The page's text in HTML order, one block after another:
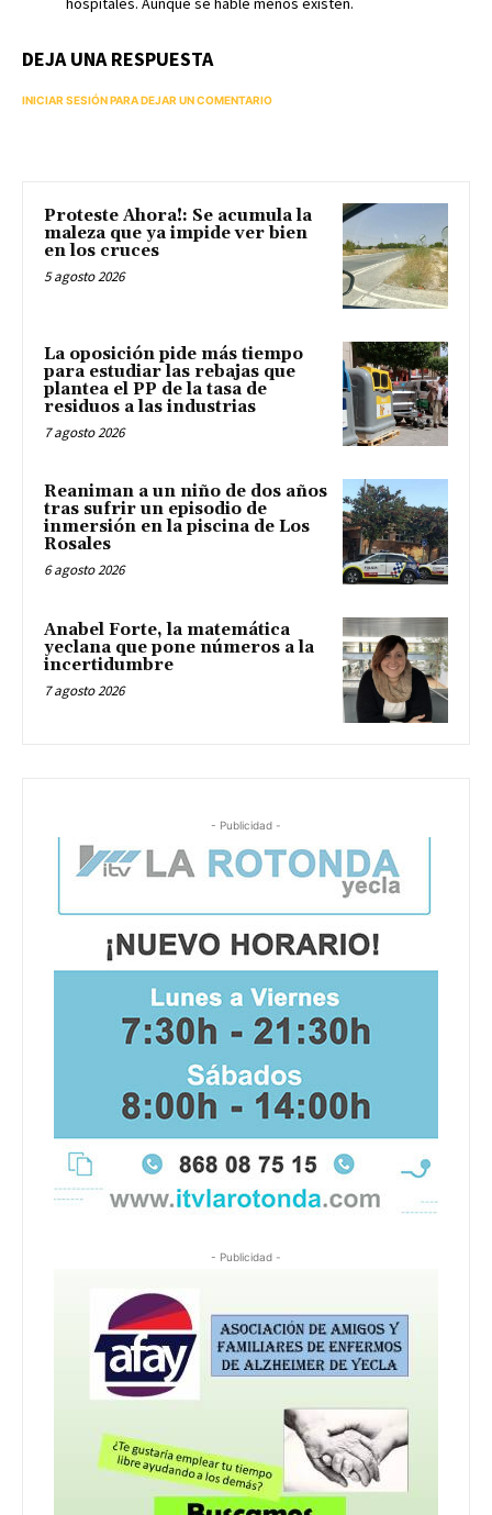
DEJA UNA RESPUESTA
INICIAR SESIÓN PARA DEJAR UN COMENTARIO
Proteste Ahora!: Se acumula la
maleza que ya impide ver bien
en los cruces
5 agosto 2026
La oposición pide más tiempo
para estudiar las rebajas que
plantea el PP de la tasa de
residuos a las industrias
7 agosto 2026
Reaniman a un niño de dos años
tras sufrir un episodio de
inmersión en la piscina de Los
Rosales
6 agosto 2026
Anabel Forte, la matemática
yeclana que pone números a la
incertidumbre
7 agosto 2026
- Publicidad -
- Publicidad -